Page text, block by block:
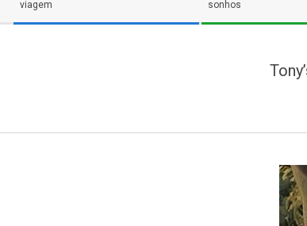
Menu
viagem
sonhos